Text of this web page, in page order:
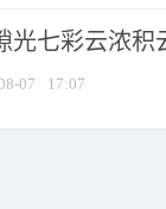
光七彩云浓积
07 17:07